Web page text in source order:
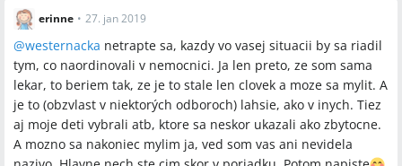
erinne • 27. jan 2019
@westernacka netrapte sa, kazdy vo vasej situacii by sa riadil
tym, co naordinovali v nemocnici. Ja len preto, ze som sama
lekar, to beriem tak, ze je to stale len clovek a moze sa mylit. A
je to (obzvlast v niektorých odboroch) lahsie, ako v inych. Tiez
aj moje deti vybrali atb, ktore sa neskor ukazali ako zbytocne.
A mozno sa nakoniec mylim ja, ved som vas ani nevidela